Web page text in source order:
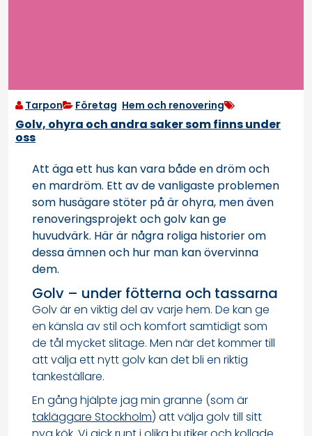
Tarpon Företag Hem och renovering
Golv, ohyra och andra saker som finns under
oss
Att äga ett hus kan vara både en dröm och
en mardröm. Ett av de vanligaste problemen
som husägare stöter på är ohyra, men även
renoveringsprojekt och golv kan ge
huvudvärk. Här är några roliga historier om
dessa ämnen och hur man kan övervinna
dem.
Golv – under fötterna och tassarna
Golv är en viktig del av varje hem. De kan ge
en känsla av stil och komfort samtidigt som
de tål mycket slitage. Men när det kommer till
att välja ett nytt golv kan det bli en riktig
tankeställare.
En gång hjälpte jag min granne (som är
takläggare Stockholm) att välja golv till sitt